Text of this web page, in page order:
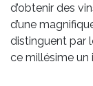
d’obtenir des
d’une
distinguent par
ce millésime un